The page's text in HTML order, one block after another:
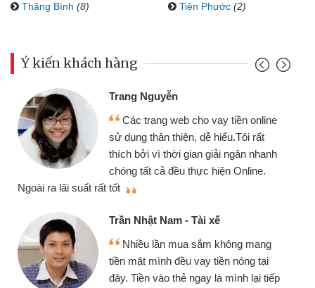
Thăng Bình (8) Tiên Phước (2)
Ý kiến khách hàng
Trang Nguyễn
Các trang web cho vay tiền online
sử dụng thân thiện, dễ hiểu.Tôi rất
thích bởi vì thời gian giải ngân nhanh
chóng tất cả đều thực hiện Online.
Ngoài ra lãi suất rất tốt
Trần Nhật Nam - Tài xế
Nhiều lần mua sắm không mang
tiền mặt mình đều vay tiền nóng tại
đây. Tiền vào thẻ ngay là mình lại tiếp